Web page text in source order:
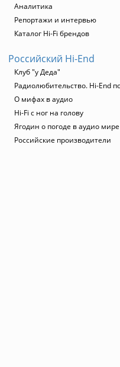
Аналитика
Репортажи и интервью
Каталог Hi-Fi брендов
Российский Hi-End
Клуб "у Деда"
Радиолюбительство. Hi-End
О мифах в аудио
Hi-Fi с ног на голову
Ягодин о погоде в аудио мире
Российские производители